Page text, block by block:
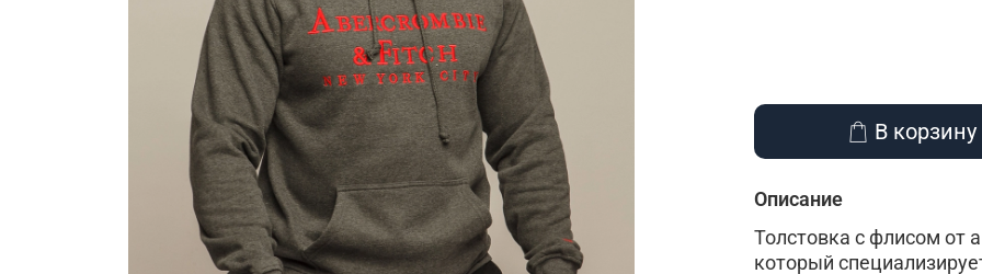
В корзину
Описание
Толстовка с флисом от
который